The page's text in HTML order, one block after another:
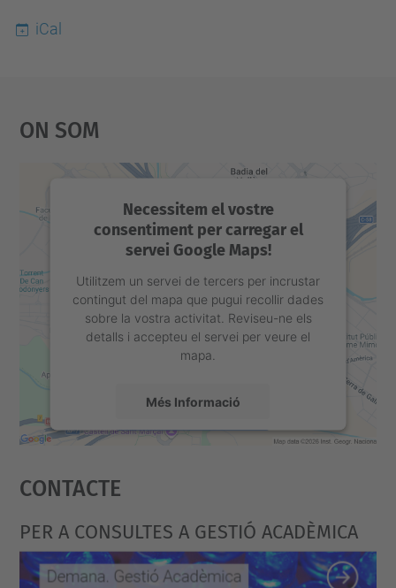
b
n
Minimal
unit
of
high-
transcritical
turbulence
04-
10T12:00:00+02:00
2024-
04-
iCal
On Som
Necessitem el vostre
consentiment per carregar el
servei Google Maps!
Utilitzem un servei de tercers per incrustar
contingut del mapa que pugui recollir dades
sobre la vostra activitat. Reviseu-ne els
detalls i accepteu el servei per veure el
mapa.
Més Informació
powered by
Contacte
PER A CONSULTES A GESTIÓ ACADÈMICA